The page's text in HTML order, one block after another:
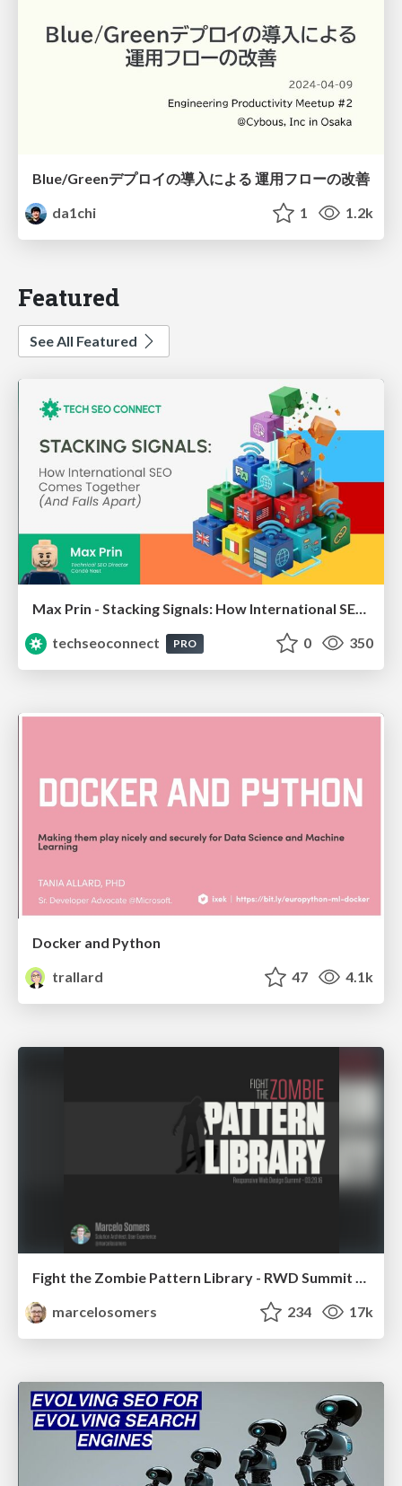
Blue/Greenデプロイの導入による 運用フローの改善
da1chi
1 1.2k
Featured
See All Featured
Max Prin - Stacking Signals: How International SEO Comes Together (And Falls Apart)
techseoconnect
PRO 0 350
Docker and Python
trallard
47 4.1k
marcelosomers
234 17k